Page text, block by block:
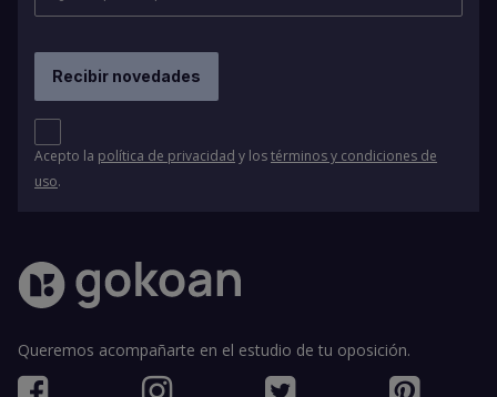
Acepto la política de privacidad y lostérminos y condiciones de
uso.
Queremos acompañarte en el estudio de tu oposición.